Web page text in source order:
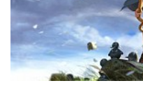
Anime Play